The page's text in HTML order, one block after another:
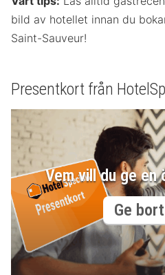
bild av hotellet innan du
Saint-Sauveur!
Presentkort från
Vem vill du ge en
Ge